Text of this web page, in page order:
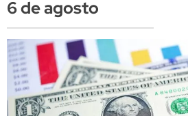
6 de agosto